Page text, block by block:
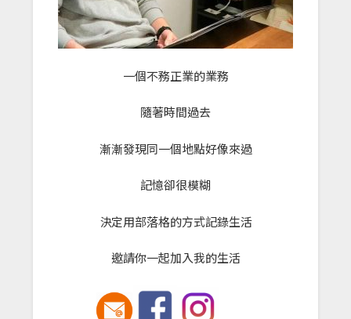
一個不務正業的業務
隨著時間過去
漸漸發現同一個地點好像來過
記憶卻很模糊
決定用部落格的方式記錄生活
邀請你一起加入我的生活